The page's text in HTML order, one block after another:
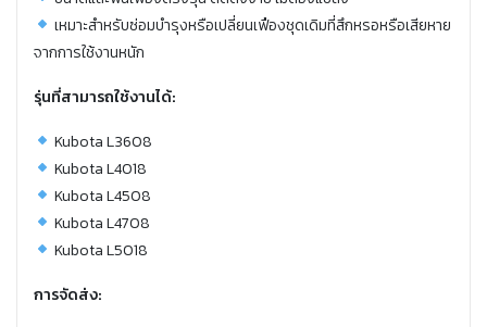
เหมาะสำหรับซ่อมบำรุงหรือเปลี่ยนเฟืองชุดเดิมที่สึกหรอหรือเสียหาย
จากการใช้งานหนัก
รุ่นที่สามารถใช้งานได้:
Kubota L3608
Kubota L4018
Kubota L4508
Kubota L4708
Kubota L5018
การจัดส่ง: